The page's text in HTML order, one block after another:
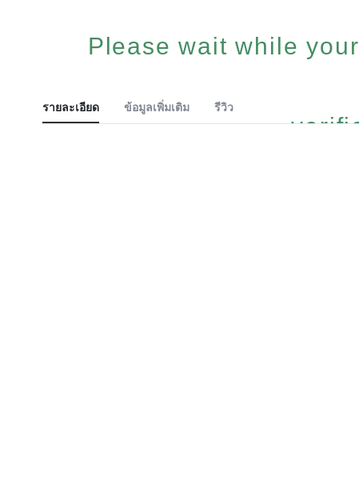
Please wait while
รายละเอียด ข้อมูลเพิ่มเติม รีวิว